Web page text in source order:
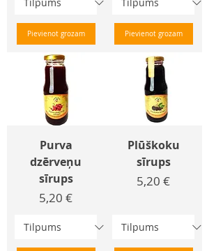
Pievienot grozam Pievienot grozam
Purva
dzērveņu
sīrups
Cena
5,20 €
Plūškoku
sīrups
Cena
5,20 €